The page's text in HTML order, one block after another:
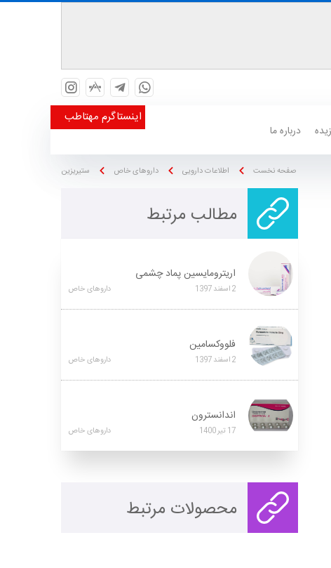
درباره ما
اینستاگرم مهتاطب
صفحه نخست اطلاعات دارویی داروهای خاص ستیریزین
مطالب مرتبط
اریترومایسین پماد چشمی
2اسفند1397 داروهای خاص
فلووکسامین
2اسفند1397 داروهای خاص
اندانسترون
17تیر1400 داروهای خاص
محصولات مرتبط